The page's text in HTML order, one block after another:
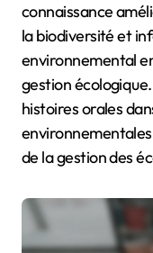
connaissance
la biodiversité et
environnemental
gestion
histoires orales
de la gestion des